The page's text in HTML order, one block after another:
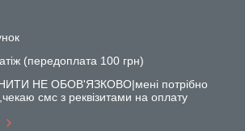
(передоплата 100 грн)
НЕ ОБОВ'ЯЗКОВО|мені потрібно
смс з реквізитами на оплату